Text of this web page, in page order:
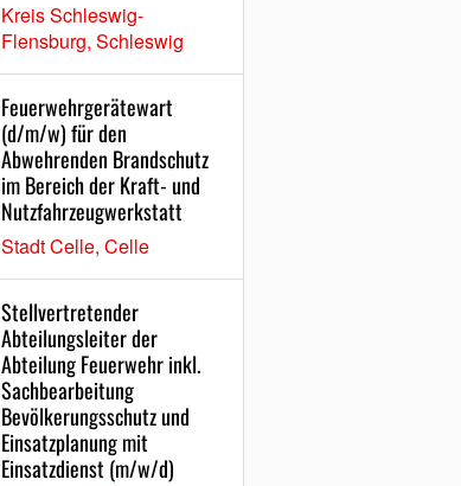
Kreis Schleswig-
Flensburg, Schleswig
Feuerwehrgerätewart
(d/m/w) für den
Abwehrenden Brandschutz
im Bereich der Kraft- und
Nutzfahrzeugwerkstatt
Stadt Celle, Celle
Stellvertretender
Abteilungsleiter der
Abteilung Feuerwehr inkl.
Sachbearbeitung
Bevölkerungsschutz und
Einsatzplanung mit
Einsatzdienst (m/w/d)